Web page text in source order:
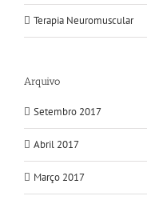
Terapia Neuromuscular
Arquivo
Setembro 2017
Abril 2017
Março 2017